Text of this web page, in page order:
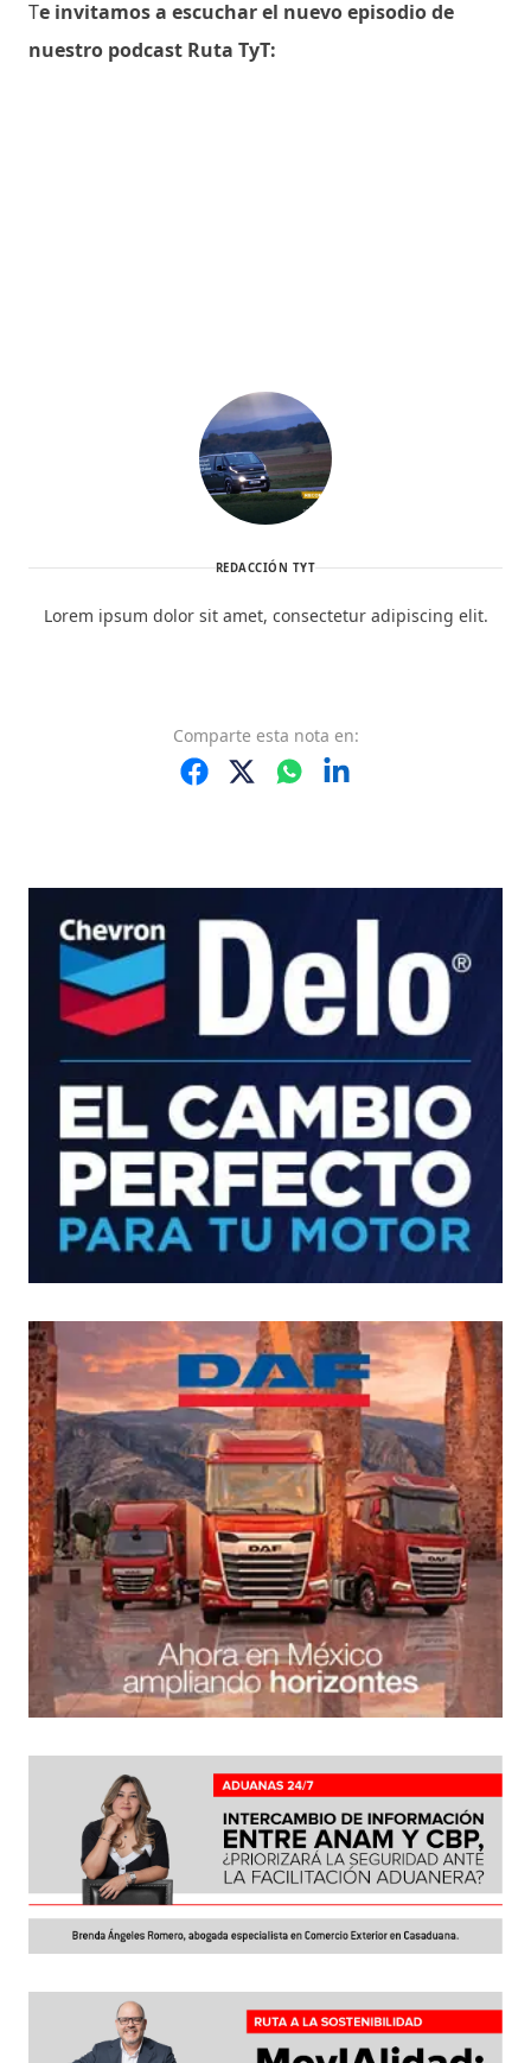
Te invitamos a escuchar el nuevo episodio de
nuestro podcast Ruta TyT:
REDACCIÓN TYT
Lorem ipsum dolor sit amet, consectetur adipiscing elit.
Comparte esta nota en: